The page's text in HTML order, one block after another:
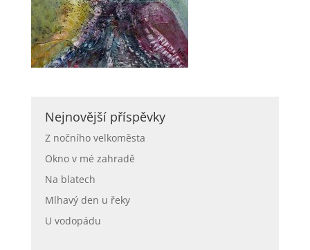
Nejnovější příspěvky
Z nočního velkoměsta
Okno v mé zahradě
Na blatech
Mlhavý den u řeky
U vodopádu